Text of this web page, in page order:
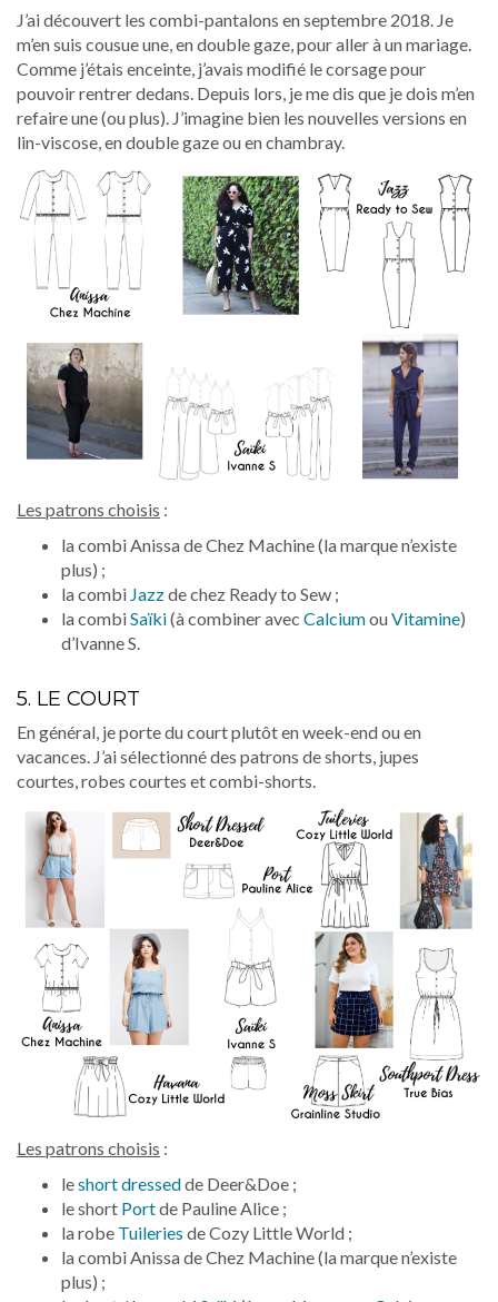
J’ai découvert les combi-pantalons en septembre 2018. Je
m’en suis cousue une, en double gaze, pour aller à un mariage.
Comme j’étais enceinte, j’avais modifié le corsage pour
pouvoir rentrer dedans. Depuis lors, je me dis que je dois m’en
refaire une (ou plus). J’imagine bien les nouvelles versions en
lin-viscose, en double gaze ou en chambray.
Les patrons choisis :
la combi Anissa de Chez Machine (la marque n’existe
plus) ;
la combi Jazzde chez Ready to Sew ;
la combiSaïki(à combiner avec CalciumouVitamine)
d’Ivanne S.
5. LE COURT
En général, je porte du court plutôt en week-end ou en
vacances. J’ai sélectionné des patrons de shorts, jupes
courtes, robes courtes et combi-shorts.
Les patrons choisis :
leshort dressedde Deer&Doe ;
le short Portde Pauline Alice ;
la robe Tuileries de Cozy Little World ;
la combi Anissa de Chez Machine (la marque n’existe
plus) ;